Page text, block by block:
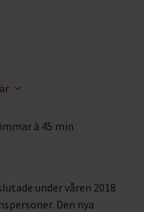
à 45 min
under våren 2018
Den nya